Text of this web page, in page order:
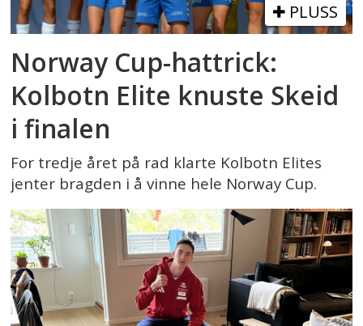
PLUSS
Norway Cup-hattrick:
Kolbotn Elite knuste Skeid
i finalen
For tredje året på rad klarte Kolbotn Elites
jenter bragden i å vinne hele Norway Cup.